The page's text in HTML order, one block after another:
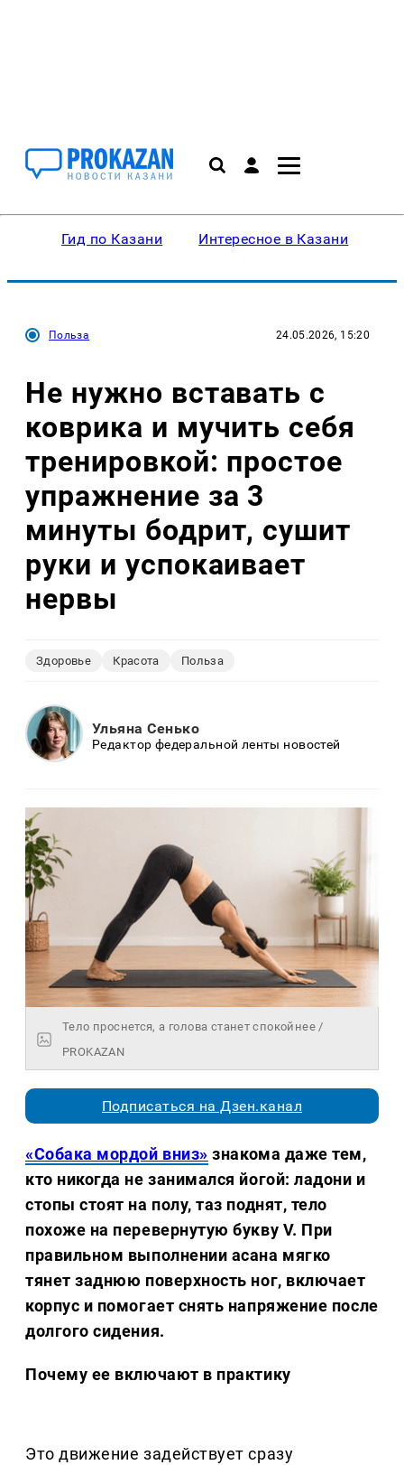
Гид по Казани Интересное в Казани
Польза 24.05.2026, 15:20
Не нужно вставать с
коврика и мучить себя
тренировкой: простое
упражнение за 3
минуты бодрит, сушит
руки и успокаивает
нервы
Здоровье Красота Польза
Ульяна Сенько
Редактор федеральной ленты новостей
Тело проснется, а голова станет спокойнее /
PROKAZAN
Подписаться на Дзен.канал
«Собака мордой вниз» знакома даже тем,
кто никогда не занимался йогой: ладони и
стопы стоят на полу, таз поднят, тело
похоже на перевернутую букву V. При
правильном выполнении асана мягко
тянет заднюю поверхность ног, включает
корпус и помогает снять напряжение после
долгого сидения.
Почему ее включают в практику
Это движение задействует сразу